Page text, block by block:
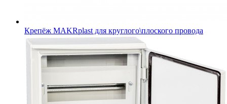
Крепёж MAKRplast для круглого\плоского провода